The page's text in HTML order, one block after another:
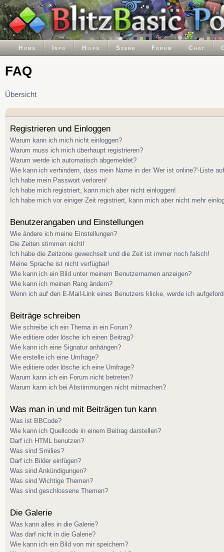
Home Info Hilfe Szene Forum Chat
FAQ
Übersicht
Registrieren und Einloggen
Warum kann ich mich nicht einloggen?
Warum muss ich mich überhaupt registrieren?
Warum werde ich automatisch abgemeldet?
Wie kann ich verhindern, dass mein Name in der 'Wer ist online?'-Liste
Ich habe mein Passwort verloren!
Ich habe mich registriert, kann mich aber nicht einloggen!
Ich habe mich vor einiger Zeit registriert, kann mich aber nicht mehr
Benutzerangaben und Einstellungen
Wie ändere ich meine Einstellungen?
Die Zeiten stimmen nicht!
Ich habe die Zeitzone gewechselt und die Zeit ist immer noch falsch!
Meine Sprache ist nicht verfügbar!
Wie kann ich ein Bild unter meinem Benutzernamen anzeigen?
Wie kann ich meinen Rang ändern?
Wenn ich auf den E-Mail-Link eines Benutzers klicke, werde ich
Beiträge schreiben
Wie schreibe ich ein Thema in ein Forum?
Wie editiere oder lösche ich einen Beitrag?
Wie kann ich eine Signatur anhängen?
Wie erstelle ich eine Umfrage?
Wie editiere oder lösche ich eine Umfrage?
Warum kann ich ein Forum nicht betreten?
Warum kann ich bei Abstimmungen nicht mitmachen?
Was man in und mit Beiträgen tun kann
Was ist BBCode?
Wie kann ich Quellcode in einem Beitrag darstellen?
Darf ich HTML benutzen?
Was sind Smilies?
Darf ich Bilder einfügen?
Was sind Ankündigungen?
Was sind Wichtige Themen?
Was sind geschlossene Themen?
Die Galerie
Was kann alles in die Galerie?
Was darf nicht in die Galerie?
Wie kann ich ein Bild von mir speichern?